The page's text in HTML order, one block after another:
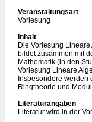
Veranstaltungsart
Vorlesung
Inhalt
Die Vorlesung
bildet zusammen mit
Mathematik (in den
Vorlesung Lineare
Insbesondere
Ringtheorie und
Literaturangaben
Literatur wird in der